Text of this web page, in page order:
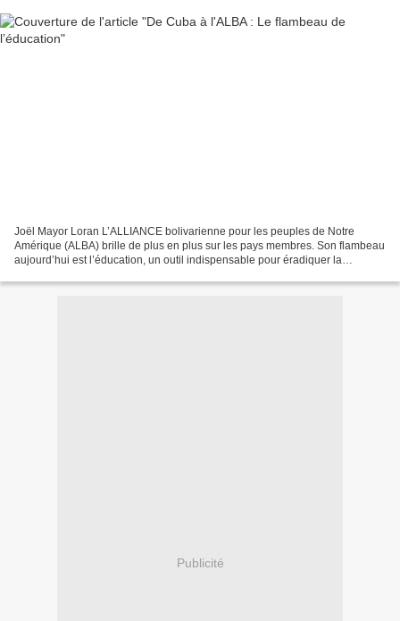
Joël Mayor Loran L’ALLIANCE bolivarienne pour les peuples de Notre
Amérique (ALBA) brille de plus en plus sur les pays membres. Son flambeau
aujourd’hui est l’éducation, un outil indispensable pour éradiquer la
Publicité